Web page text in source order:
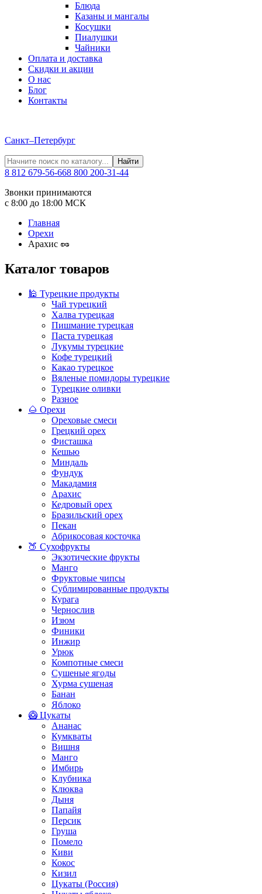
Блюда
Казаны и мангалы
Косушки
Пиалушки
Чайники
Оплата и доставка
Скидки и акции
О нас
Блог
Контакты
Санкт–Петербург
Найти
8 812 679-56-668 800 200-31-44
Звонки принимаются
с 8:00 до 18:00 МСК
Главная
Орехи
Арахис 🥜
Каталог товаров
🕌 Турецкие продукты
Чай турецкий
Халва турецкая
Пишмание турецкая
Паста турецкая
Лукумы турецкие
Кофе турецкий
Какао турецкое
Вяленые помидоры турецкие
Турецкие оливки
Разное
🌰 Орехи
Ореховые смеси
Грецкий орех
Фисташка
Кешью
Миндаль
Фундук
Макадамия
Арахис
Кедровый орех
Бразильский орех
Пекан
Абрикосовая косточка
🍑 Сухофрукты
Экзотические фрукты
Манго
Фруктовые чипсы
Сублимированные продукты
Курага
Чернослив
Изюм
Финики
Инжир
Урюк
Компотные смеси
Сушеные ягоды
Хурма сушеная
Банан
Яблоко
🥝 Цукаты
Ананас
Кумкваты
Вишня
Манго
Имбирь
Клубника
Клюква
Дыня
Папайя
Персик
Груша
Помело
Киви
Кокос
Кизил
Цукаты (Россия)